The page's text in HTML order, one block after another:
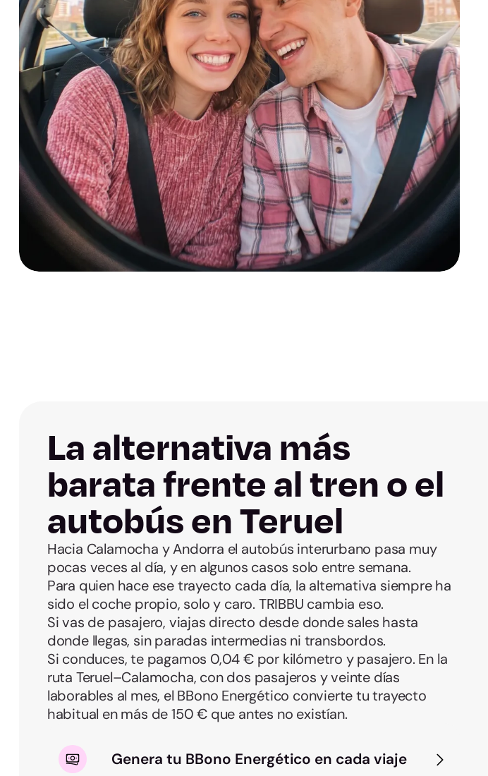
La alternativa más
barata frente al tren o el
autobús en Teruel
Hacia Calamocha y Andorra el autobús interurbano pasa muy
pocas veces al día, y en algunos casos solo entre semana.
Para quien hace ese trayecto cada día, la alternativa siempre ha
sido el coche propio, solo y caro. TRIBBU cambia eso.
Si vas de pasajero, viajas directo desde donde sales hasta
donde llegas, sin paradas intermedias ni transbordos.
Si conduces, te pagamos 0,04 € por kilómetro y pasajero. En la
ruta Teruel–Calamocha, con dos pasajeros y veinte días
laborables al mes, el BBono Energético convierte tu trayecto
habitual en más de 150 € que antes no existían.
Genera tu BBono Energético en cada viaje